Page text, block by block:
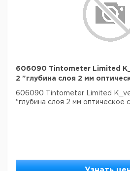
606090 Tintometer Limited
2 "глубина слоя 2 мм
606090 Tintometer Limited
"глубина слоя 2 мм оптическое